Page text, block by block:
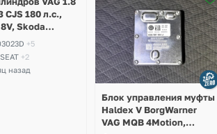
CJS 180 л.с.,
Skoda
Superb,
Passat B8,
Seat
+5
+2
назад
Блок управления муфты
Haldex V BorgWarner
VAG MQB 4Motion,